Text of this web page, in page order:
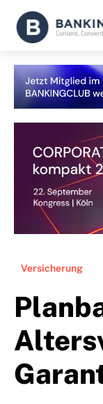
Versicherung